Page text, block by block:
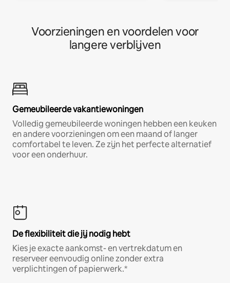
Voorzieningen en voordelen voor
langere verblijven
Gemeubileerde vakantiewoningen
Volledig gemeubileerde woningen hebben een keuken
en andere voorzieningen om een maand of langer
comfortabel te leven. Ze zijn het perfecte alternatief
voor een onderhuur.
De flexibiliteit die jij nodig hebt
Kies je exacte aankomst- en vertrekdatum en
reserveer eenvoudig online zonder extra
verplichtingen of papierwerk.*